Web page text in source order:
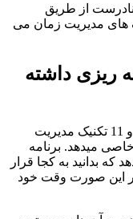
از طریق
های مدیریت زمان می
داشته
یک زندگی برنامه ریزی شده مدیریت زمان و 11 تکنیک مدیریت
خاصی میدهد. برنامه
به کجا قرار
صورت وقت خود